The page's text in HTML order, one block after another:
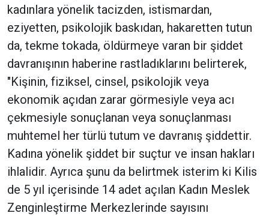
kadınlara yönelik tacizden, istismardan,
eziyetten, psikolojik baskıdan, hakaretten tutun
da, tekme tokada, öldürmeye varan bir şiddet
davranışının haberine rastladıklarını belirterek,
"Kişinin, fiziksel, cinsel, psikolojik veya
ekonomik açıdan zarar görmesiyle veya acı
çekmesiyle sonuçlanan veya sonuçlanması
muhtemel her türlü tutum ve davranış şiddettir.
Kadına yönelik şiddet bir suçtur ve insan hakları
ihlalidir. Ayrıca şunu da belirtmek isterim ki Kilis
de 5 yıl içerisinde 14 adet açılan Kadın Meslek
Zenginleştirme Merkezlerinde sayısını